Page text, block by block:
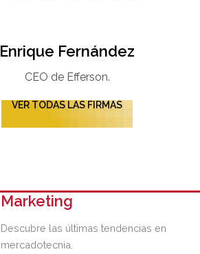
Enrique Fernández
CEO de Efferson.
VER TODAS LAS FIRMAS
Marketing
Descubre las últimas tendencias en
mercadotecnia.